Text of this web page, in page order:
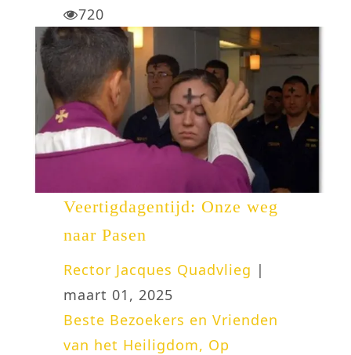
720
Veertigdagentijd: Onze weg
naar Pasen
Rector Jacques Quadvlieg |
maart 01, 2025
Beste Bezoekers en Vrienden
van het Heiligdom, Op